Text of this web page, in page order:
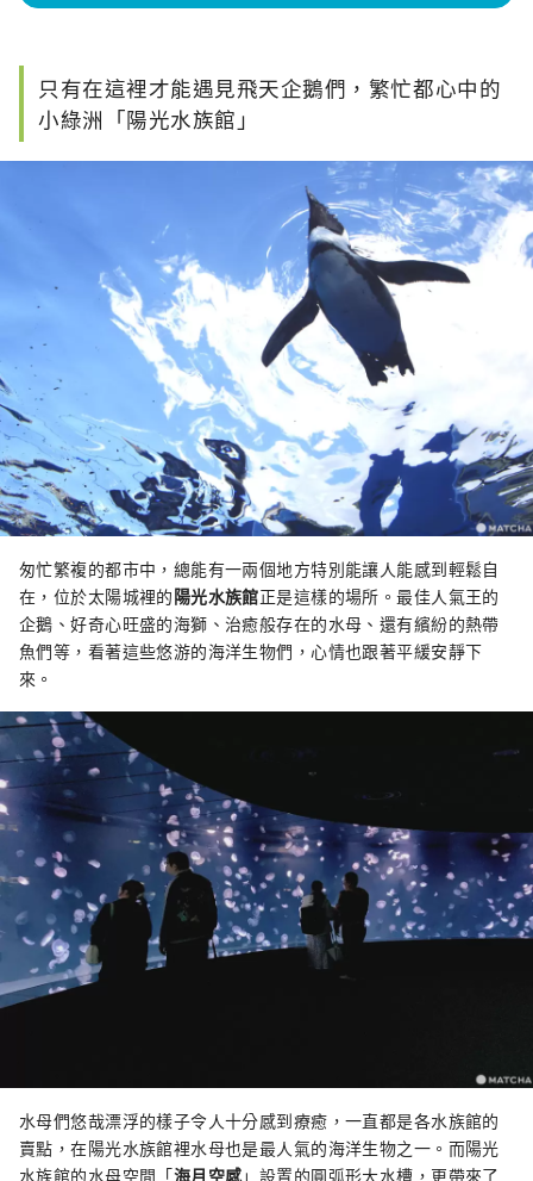
只有在這裡才能遇見飛天企鵝們，繁忙都心中的
小綠洲「陽光水族館」
匆忙繁複的都市中，總能有一兩個地方特別能讓人能感到輕鬆自
在，位於太陽城裡的陽光水族館正是這樣的場所。最佳人氣王的
企鵝、好奇心旺盛的海獅、治癒般存在的水母、還有繽紛的熱帶
魚們等，看著這些悠游的海洋生物們，心情也跟著平緩安靜下
來。
水母們悠哉漂浮的樣子令人十分感到療癒，一直都是各水族館的
賣點，在陽光水族館裡水母也是最人氣的海洋生物之一。而陽光
水族館的水母空間「海月空感」設置的圓弧形大水槽，更帶來了